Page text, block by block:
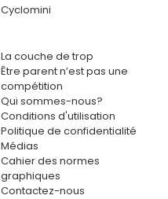
Cyclomini
La couche de trop
Être parent n’est pas une
compétition
Qui sommes-nous?
Conditions d'utilisation
Politique de confidentialité
Médias
Cahier des normes
graphiques
Contactez-nous